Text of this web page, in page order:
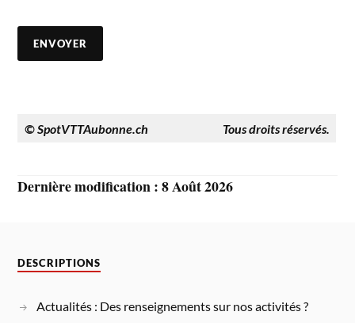
© SpotVTTAubonne.ch Tous droits réservés.
Dernière modification : 8 Août 2026
DESCRIPTIONS
Actualités : Des renseignements sur nos activités ?